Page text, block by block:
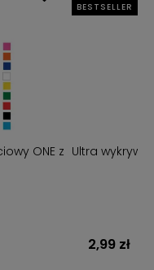
ONE z Ultra
2,99 zł
BESTSELLER